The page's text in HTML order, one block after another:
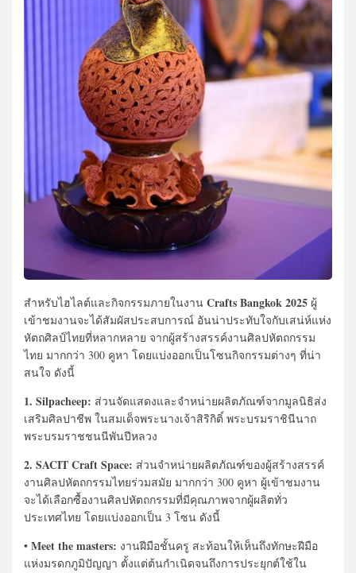
สำหรับไฮไลต์และกิจกรรมภายในงาน Crafts Bangkok 2025 ผู้
เข้าชมงานจะได้สัมผัสประสบการณ์ อันน่าประทับใจกับเสน่ห์แห่ง
หัตถศิลป์ไทยที่หลากหลาย จากผู้สร้างสรรค์งานศิลปหัตถกรรม
ไทย มากกว่า 300 คูหา โดยแบ่งออกเป็นโซนกิจกรรมต่างๆ ที่น่า
สนใจ ดังนี้
1. Silpacheep: ส่วนจัดแสดงและจำหน่ายผลิตภัณฑ์จากมูลนิธิส่ง
เสริมศิลปาชีพ ในสมเด็จพระนางเจ้าสิริกิติ์ พระบรมราชินีนาถ
พระบรมราชชนนีพันปีหลวง
2. SACIT Craft Space: ส่วนจำหน่ายผลิตภัณฑ์ของผู้สร้างสรรค์
งานศิลปหัตถกรรมไทยร่วมสมัย มากกว่า 300 คูหา ผู้เข้าชมงาน
จะได้เลือกซื้องานศิลปหัตถกรรมที่มีคุณภาพจากผู้ผลิตทั่ว
ประเทศไทย โดยแบ่งออกเป็น 3 โซน ดังนี้
• Meet the masters: งานฝีมือชั้นครู สะท้อนให้เห็นถึงทักษะฝีมือ
แห่งมรดกภูมิปัญญา ตั้งแต่ต้นกำเนิดจนถึงการประยุกต์ใช้ใน